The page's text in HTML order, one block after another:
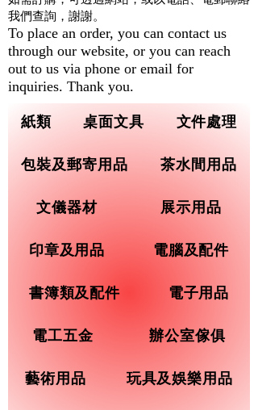
紙類 桌面文具 文件處理
包裝及郵寄用品 茶水間用品
文儀器材 展示用品
印章及用品 電腦及配件
書簿類及配件 電子用品
電工五金 辦公室傢俱
藝術用品 玩具及娛樂用品
我們查詢， 謝謝。
To place an order, you can contact us
through our website, or you can reach
out to us via phone or email for
inquiries. Thank you.